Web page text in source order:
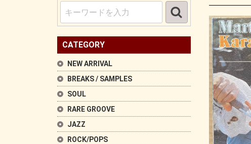
CATEGORY
NEW ARRIVAL
BREAKS / SAMPLES
SOUL
RARE GROOVE
JAZZ
ROCK/POPS